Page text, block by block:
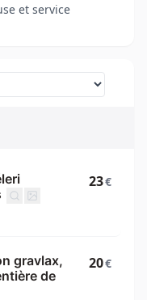
et service
23€
gravlax,
de
20€